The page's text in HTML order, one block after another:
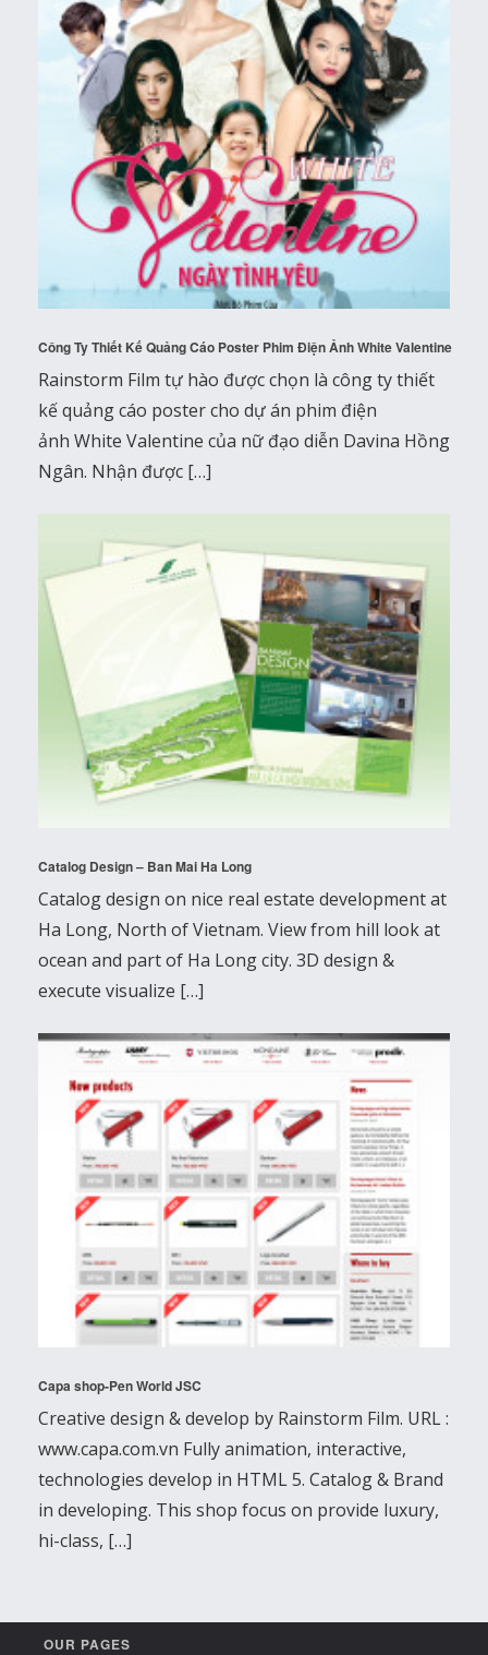
Công Ty Thiết Kế Quảng Cáo Poster Phim Điện Ảnh White Valentine
Rainstorm Film tự hào được chọn là công ty thiết
kế quảng cáo poster cho dự án phim điện
ảnh White Valentine của nữ đạo diễn Davina Hồng
Ngân. Nhận được […]
Catalog Design – Ban Mai Ha Long
Catalog design on nice real estate development at
Ha Long, North of Vietnam. View from hill look at
ocean and part of Ha Long city. 3D design &
execute visualize […]
Capa shop-Pen World JSC
Creative design & develop by Rainstorm Film. URL :
www.capa.com.vn Fully animation, interactive,
technologies develop in HTML 5. Catalog & Brand
in developing. This shop focus on provide luxury,
hi-class, […]
OUR PAGES